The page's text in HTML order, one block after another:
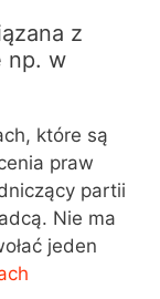
z
np. w
które są
praw
partii
Nie ma
jeden